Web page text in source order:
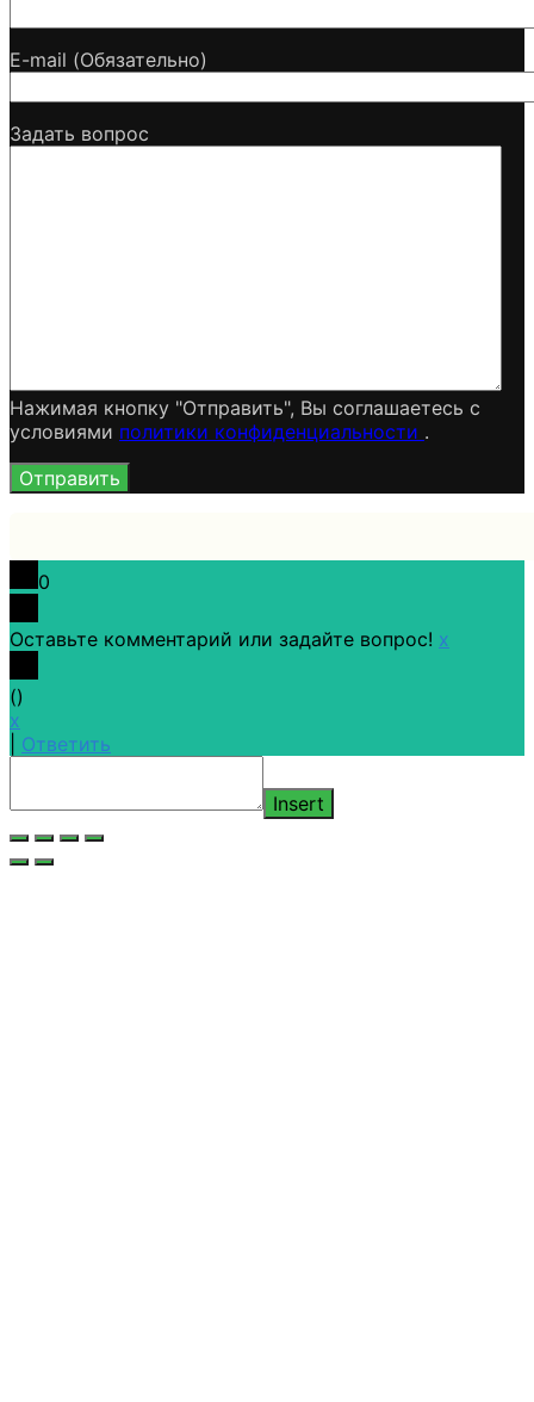
E-mail (Обязательно)
Задать вопрос
Нажимая кнопку "Отправить", Вы соглашаетесь c
условиями политики конфиденциальности .
0
Оставьте комментарий или задайте вопрос! x
()
x
Ответить
Insert